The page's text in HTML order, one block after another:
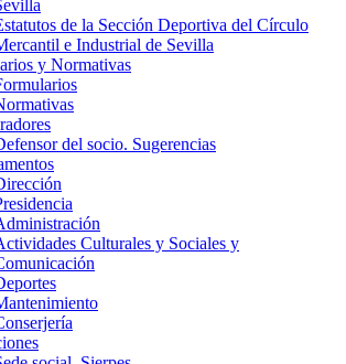
de la Sección Deportiva del Círculo
e Industrial de Sevilla
y Normativas
del socio. Sugerencias
Culturales y Sociales y